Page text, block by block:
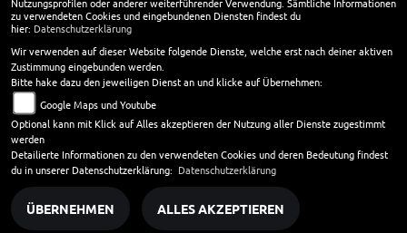
Montag:
09:00 - 18:00
Dienstag:
09:00 - 18:00
Mittwoch:
09:00 - 18:00
Donnerstag:
09:00 - 18:00
Freitag:
09:00 - 18:00
Samstag:
10:00 - 13:00
Sonntag:
geschlossen
zu verwendeten Cookies und eingebundenen Diensten findest du
hier: Datenschutzerklärung
Wir verwenden auf dieser Website folgende Dienste, welche erst nach deiner aktiven
Zustimmung eingebunden werden.
Bitte hake dazu den jeweiligen Dienst an und klicke auf Übernehmen:
Google Maps und Youtube
Optional kann mit Klick auf Alles akzeptieren der Nutzung aller Dienste zugestimmt
werden
Detailierte Informationen zu den verwendeten Cookies und deren Bedeutung findest
du in unserer Datenschutzerklärung: Datenschutzerklärung
ÜBERNEHMEN ALLES AKZEPTIEREN